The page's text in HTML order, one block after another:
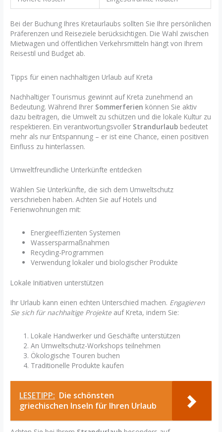
Bei der Buchung Ihres Kretaurlaubs sollten Sie Ihre persönlichen
Präferenzen und Reiseziele berücksichtigen. Die Wahl zwischen
Mietwagen und öffentlichen Verkehrsmitteln hängt von Ihrem
Reisestil und Budget ab.
Tipps für einen nachhaltigen Urlaub auf Kreta
Nachhaltiger Tourismus gewinnt auf Kreta zunehmend an
Bedeutung. Während Ihrer Sommerferien können Sie aktiv
dazu beitragen, die Umwelt zu schützen und die lokale Kultur zu
respektieren. Ein verantwortungsvoller Strandurlaub bedeutet
mehr als nur Entspannung – er ist eine Chance, einen positiven
Einfluss zu hinterlassen.
Umweltfreundliche Unterkünfte entdecken
Wählen Sie Unterkünfte, die sich dem Umweltschutz
verschrieben haben. Achten Sie auf Hotels und
Ferienwohnungen mit:
Energieeffizienten Systemen
Wassersparmaßnahmen
Recycling-Programmen
Verwendung lokaler und biologischer Produkte
Lokale Initiativen unterstützen
Ihr Urlaub kann einen echten Unterschied machen. Engagieren
Sie sich für nachhaltige Projekte auf Kreta, indem Sie:
Lokale Handwerker und Geschäfte unterstützen
An Umweltschutz-Workshops teilnehmen
Ökologische Touren buchen
Traditionelle Produkte kaufen
LESETIPP: Die schönsten
griechischen Inseln für Ihren Urlaub